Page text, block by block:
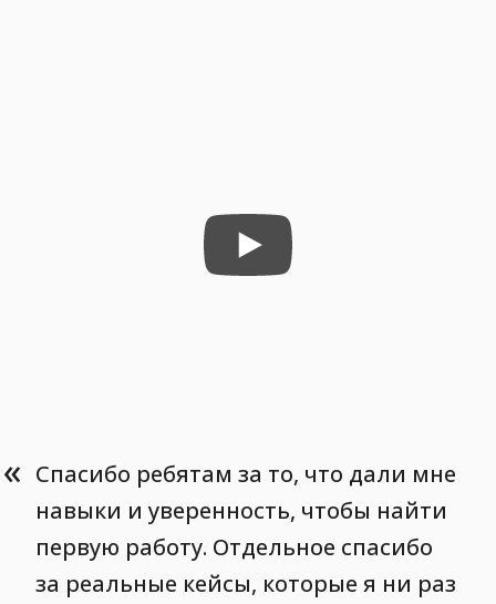
« Спасибо ребятам за то, что дали мне
навыки и уверенность, чтобы найти
первую работу. Отдельное спасибо
за реальные кейсы, которые я ни раз